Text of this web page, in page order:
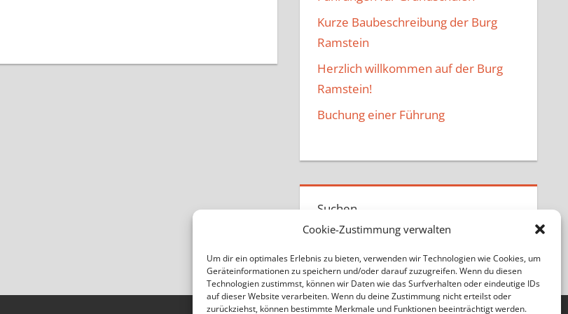
Cookie-Zustimmung verwalten
Um dir ein optimales Erlebnis zu bieten, verwenden wir Technologien wie Cookies, um
Geräteinformationen zu speichern und/oder darauf zuzugreifen. Wenn du diesen
Technologien zustimmst, können wir Daten wie das Surfverhalten oder eindeutige IDs
auf dieser Website verarbeiten. Wenn du deine Zustimmung nicht erteilst oder
zurückziehst, können bestimmte Merkmale und Funktionen beeinträchtigt werden.
Kurze Baubeschreibung der Burg
Ramstein
Herzlich willkommen auf der Burg
Ramstein!
Buchung einer Führung
Suchen